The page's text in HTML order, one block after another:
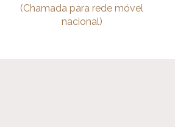
(Chamada para rede móvel
nacional)